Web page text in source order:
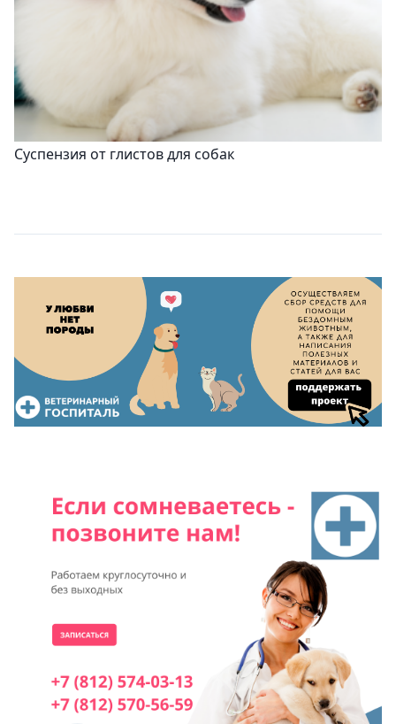
Суспензия от глистов для собак